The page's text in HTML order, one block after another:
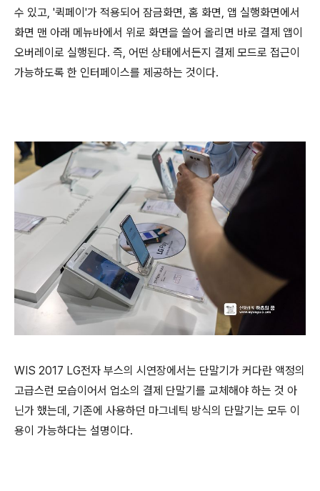
수 있고, '퀵페이'가 적용되어 잠금화면, 홈 화면, 앱 실행화면에서
화면 맨 아래 메뉴바에서 위로 화면을 쓸어 올리면 바로 결제 앱이
오버레이로 실행된다. 즉, 어떤 상태에서든지 결제 모드로 접근이
가능하도록 한 인터페이스를 제공하는 것이다.
WIS 2017 LG전자 부스의 시연장에서는 단말기가 커다란 액정의
고급스런 모습이어서 업소의 결제 단말기를 교체해야 하는 것 아
닌가 했는데, 기존에 사용하던 마그네틱 방식의 단말기는 모두 이
용이 가능하다는 설명이다.